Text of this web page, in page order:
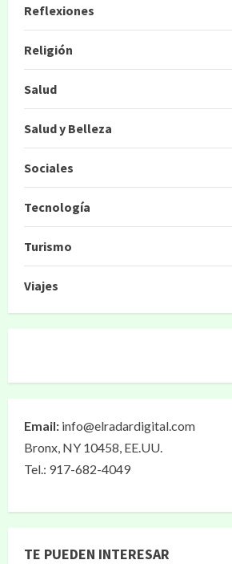
Reflexiones
Religión
Salud
Salud y Belleza
Sociales
Tecnología
Turismo
Viajes
Email: info@elradardigital.com
Bronx, NY 10458, EE.UU.
Tel.: 917-682-4049
TE PUEDEN INTERESAR